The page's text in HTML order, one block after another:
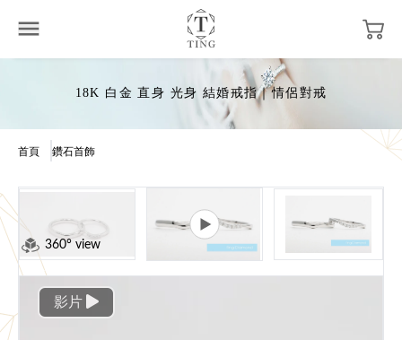
18K 白金 直身 光身 結婚戒指｜情侶對戒
首頁 鑽石首飾
360° view
影片